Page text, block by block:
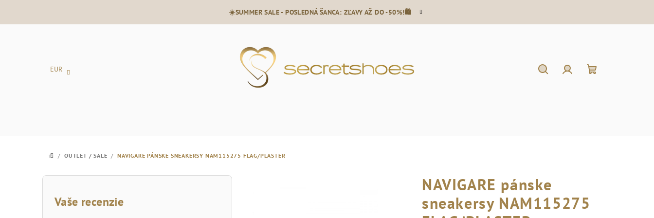
☀️SUMMER SALE - POSLEDNÁ ŠANCA: ZĽAVY AŽ DO -50%!🛍️
EUR
DOMOV
/ OUTLET / SALE / NAVIGARE PÁNSKE SNEAKERSY NAM115275 FLAG/PLASTER
B
Vaše recenzie
NAVIGARE pánske
sneakersy NAM115275